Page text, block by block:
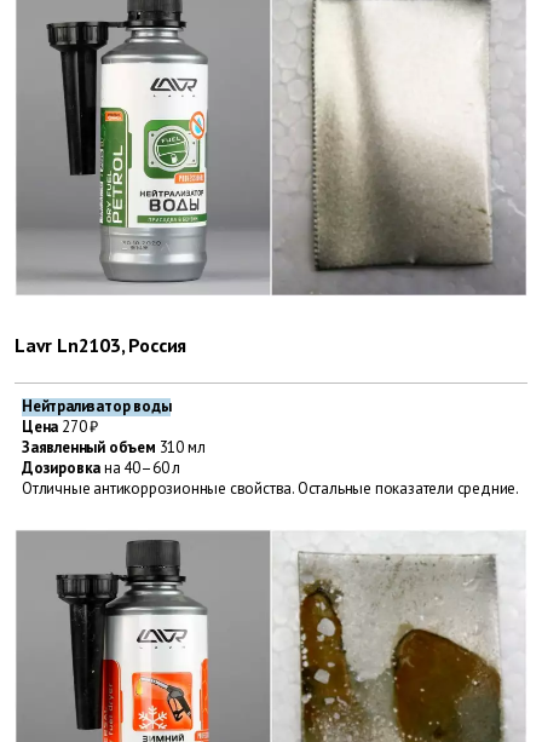
Lavr Ln2103, Россия
Нейтрализатор воды
Цена 270 ₽
Заявленный объем 310 мл
Дозировкана 40–60 л
Отличные антикоррозионные ­свойства. Остальные показатели средние.